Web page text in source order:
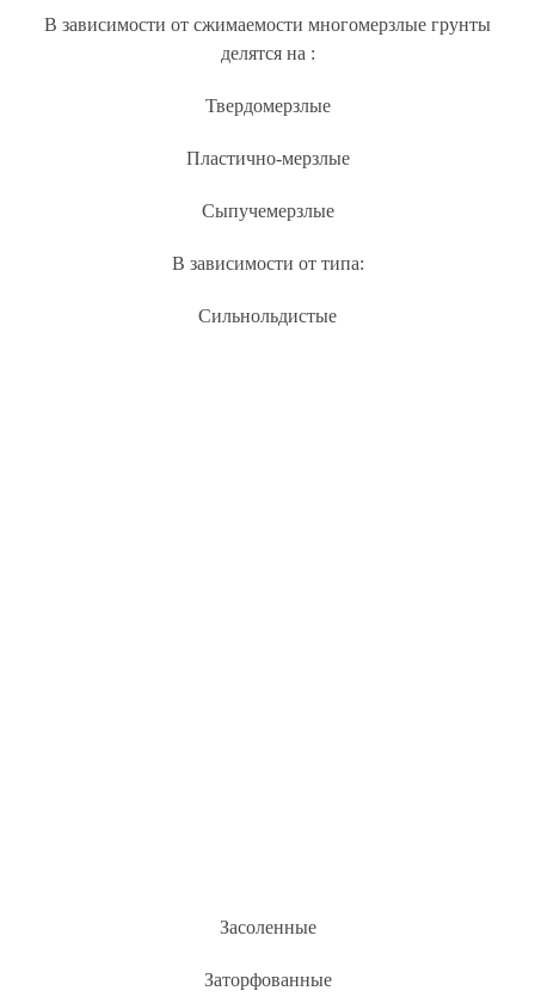
В зависимости от сжимаемости многомерзлые грунты
делятся на :
Твердомерзлые
Пластично-мерзлые
Сыпучемерзлые
В зависимости от типа:
Сильнольдистые
Засоленные
Заторфованные